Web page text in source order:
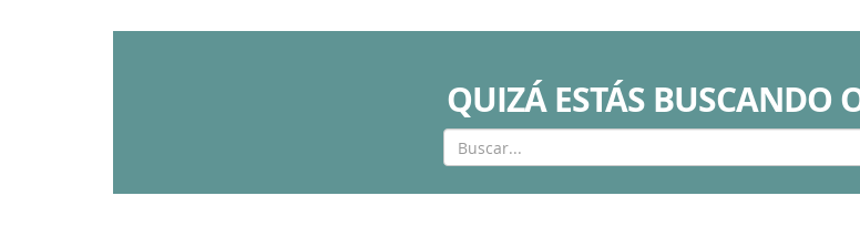
QUIZÁ ESTÁS BUSCANDO